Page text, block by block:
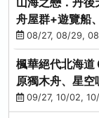
舟屋群+遊覽船
市場08/27, 08/29,
楓華絕代北海道
原獨木舟、星空
纜車、旭山動物
09/27, 10/02,